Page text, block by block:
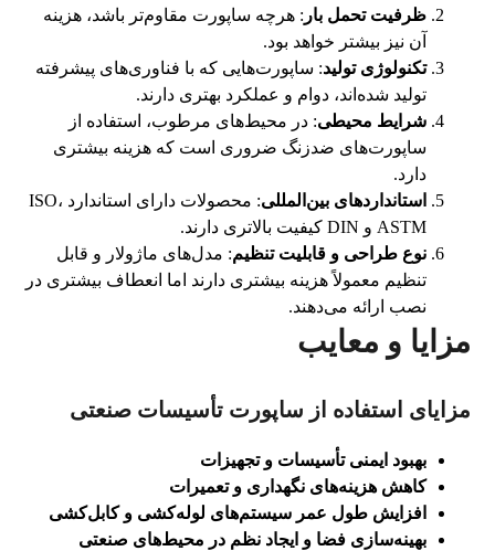
ظرفیت تحمل بار : هرچه ساپورت مقاوم‌تر باشد، هزینه
آن نیز بیشتر خواهد بود.
تکنولوژی تولید: ساپورت‌هایی که با فناوری‌های پیشرفته
تولید شده‌اند، دوام و عملکرد بهتری دارند.
شرایط محیطی: در محیط‌های مرطوب، استفاده از
ساپورت‌های ضدزنگ ضروری است که هزینه بیشتری
دارد.
استانداردهای بین‌المللی
: محصولات دارای استاندارد ISO،
ASTM و DIN کیفیت بالاتری دارند.
نوع طراحی و قابلیت تنظیم: مدل‌های ماژولار و قابل
تنظیم معمولاً هزینه بیشتری دارند اما انعطاف بیشتری در
نصب ارائه می‌دهند.
مزایا و معایب
مزایای استفاده از ساپورت تأسیسات صنعتی
بهبود ایمنی تأسیسات و تجهیزات
کاهش هزینه‌های نگهداری و تعمیرات
افزایش طول عمر سیستم‌های لوله‌کشی و کابل‌کشی
بهینه‌سازی فضا و ایجاد نظم در محیط‌های صنعتی